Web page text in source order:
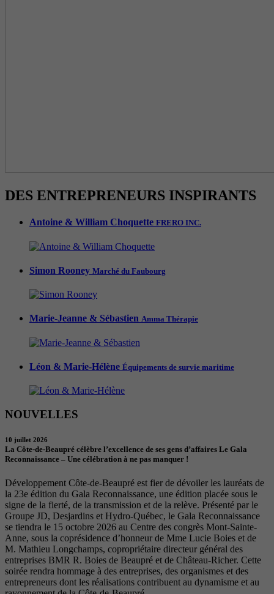
DES ENTREPRENEURS INSPIRANTS
Antoine & William Choquette FRERO INC.
Simon Rooney Marché du Faubourg
Marie-Jeanne & Sébastien Amma Thérapie
Léon & Marie-Hélène Équipements de survie maritime
NOUVELLES
10 juillet 2026
La Côte-de-Beaupré célèbre l’excellence de ses gens d’affaires Le Gala
Reconnaissance – Une célébration à ne pas manquer !
Développement Côte-de-Beaupré est fier de dévoiler les lauréats de
la 23e édition du Gala Reconnaissance, une édition placée sous le
signe de la fierté, de la transmission et de la relève. Présenté par le
Groupe JD, Desjardins et Hydro-Québec, le Gala Reconnaissance
se tiendra le 15 octobre 2026 au Centre des congrès Mont-Sainte-
Anne, sous la coprésidence d’honneur de Mme Lucie Boies et de
M. Mathieu Longchamps, copropriétaire directeur général des
entreprises BMR R. Boies de Beaupré et de Château-Richer. Cette
soirée rendra hommage à des entreprises, des organismes et des
entrepreneurs dont les réalisations contribuent au dynamisme et au